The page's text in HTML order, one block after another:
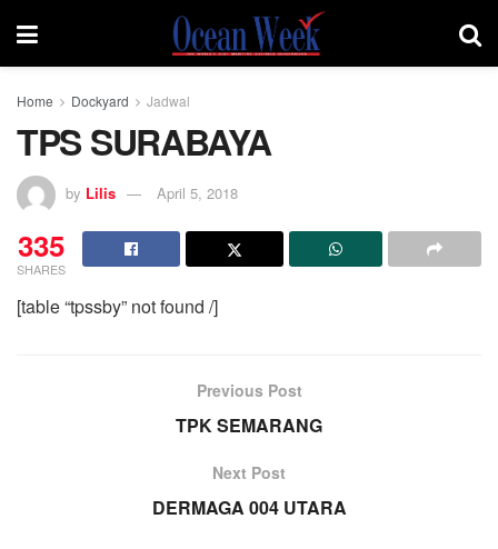
Home Dockyard Jadwal
TPS SURABAYA
by Lilis April 5, 2018
335
SHARES
[table “tpssby” not found /]
Previous Post
TPK SEMARANG
Next Post
DERMAGA 004 UTARA